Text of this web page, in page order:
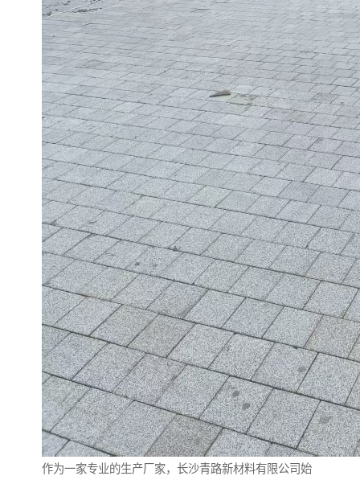
作为一家专业的生产厂家，长沙青路新材料有限公司始